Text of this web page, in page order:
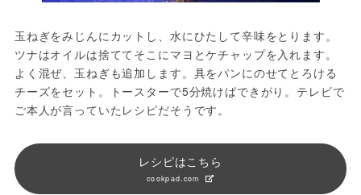
玉ねぎをみじんにカットし、水にひたして辛味をとります。
ツナはオイルは捨ててそこにマヨとケチャップを入れます。
よく混ぜ、玉ねぎも追加します。具をパンにのせてとろける
チーズをセット。トースターで5分焼けばできがり。テレビで
ご本人が言っていたレシピだそうです。
レシピはこちら
cookpad.com